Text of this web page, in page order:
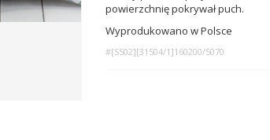
powierzchnię pokrywał puch.
Wyprodukowano w Polsce
#[S502][31504/1]160200/5070